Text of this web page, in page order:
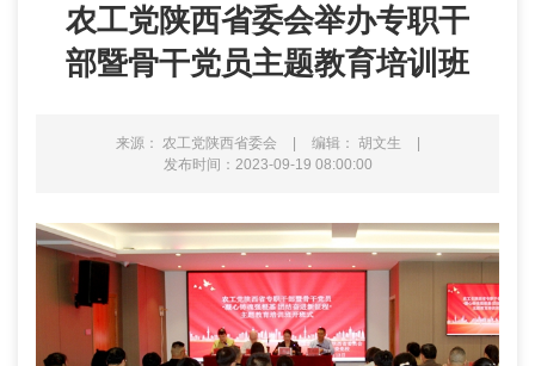
农工党陕西省委会举办专职干
部暨骨干党员主题教育培训班
来源： 农工党陕西省委会 | 编辑： 胡文生
|
发布时间：2023-09-19 08:00:00